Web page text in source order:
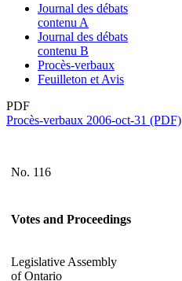
Journal des débats
contenu A
Journal des débats
contenu B
Procès-verbaux
Feuilleton et Avis
PDF
Procès-verbaux 2006-oct-31 (PDF)
No. 116
Votes and Proceedings
Legislative Assembly
of Ontario